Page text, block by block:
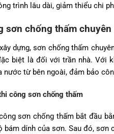
trình lâu dài, giảm thiểu chi
sơn chống thấm chuyên
dựng, sơn chống thấm
biệt là đối với trần nhà. Với
nước từ bên ngoài, đảm bảo
công sơn chống thấm
sơn chống thấm bắt đầu
bám dính của sơn. Sau đó,